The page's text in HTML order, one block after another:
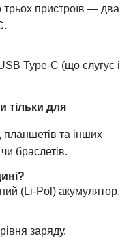
пристроїв — два
Type-C (що слугує і
тільки для
та інших
браслетів.
(Li-Pol) акумулятор.
заряду.